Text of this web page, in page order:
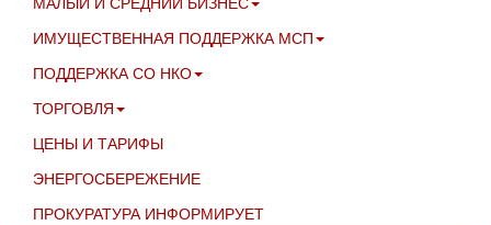
ИМУЩЕСТВЕННАЯ ПОДДЕРЖКА МСП
ПОДДЕРЖКА СО НКО
ТОРГОВЛЯ
ЦЕНЫ И ТАРИФЫ
ЭНЕРГОСБЕРЕЖЕНИЕ
ПРОКУРАТУРА ИНФОРМИРУЕТ